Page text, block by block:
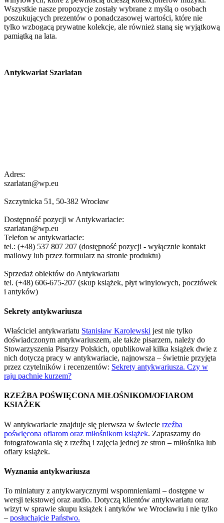
Wszystkie nasze propozycje zostały wybrane z myślą o osobach
poszukujących prezentów o ponadczasowej wartości, które nie
tylko wzbogacą prywatne kolekcje, ale również staną się wyjątkową
pamiątką na lata.
Antykwariat Szarlatan
Adres:
szarlatan@wp.eu
Szczytnicka 51, 50-382 Wrocław
Dostępność pozycji w Antykwariacie:
szarlatan@wp.eu
Telefon w antykwariacie:
tel.: (+48) 537 807 207 (dostępność pozycji - wyłącznie kontakt
mailowy lub przez formularz na stronie produktu)
Sprzedaż obiektów do Antykwariatu
tel. (+48) 606-675-207 (skup książek, płyt winylowych, pocztówek
i antyków)
Sekrety antykwariusza
Właściciel antykwariatu Stanisław Karolewski jest nie tylko
doświadczonym antykwariuszem, ale także pisarzem, należy do
Stowarzyszenia Pisarzy Polskich, opublikował kilka książek dwie z
nich dotyczą pracy w antykwariacie, najnowsza – świetnie przyjęta
przez czytelników i recenzentów: Sekrety antykwariusza. Czy w
raju pachnie kurzem?
RZEŹBA POŚWIĘCONA MIŁOŚNIKOM/OFIAROM
KSIAŻEK
W antykwariacie znajduje się pierwsza w świecie rzeźba
poświęcona ofiarom oraz miłośnikom książek. Zapraszamy do
fotografowania się z rzeźbą i zajęcia jednej ze stron – miłośnika lub
ofiary książek.
Wyznania antykwariusza
To miniatury z antykwarycznymi wspomnieniami – dostępne w
wersji tekstowej oraz audio. Dotyczą klientów antykwariatu oraz
wizyt w sprawie skupu książek i antyków we Wrocławiu i nie tylko
– posłuchajcie Państwo.